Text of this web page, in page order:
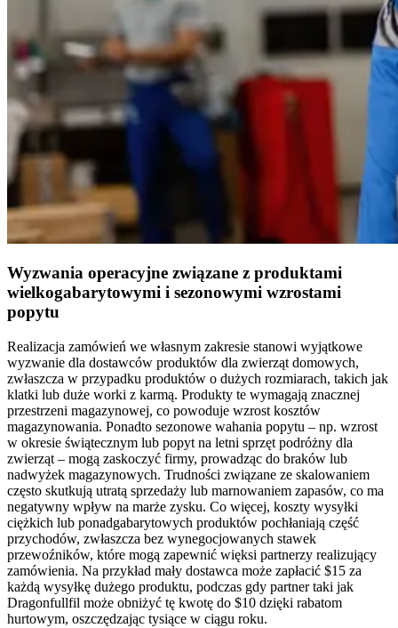
Wyzwania operacyjne związane z produktami
wielkogabarytowymi i sezonowymi wzrostami
popytu
Realizacja zamówień we własnym zakresie stanowi wyjątkowe
wyzwanie dla dostawców produktów dla zwierząt domowych,
zwłaszcza w przypadku produktów o dużych rozmiarach, takich jak
klatki lub duże worki z karmą. Produkty te wymagają znacznej
przestrzeni magazynowej, co powoduje wzrost kosztów
magazynowania. Ponadto sezonowe wahania popytu – np. wzrost
w okresie świątecznym lub popyt na letni sprzęt podróżny dla
zwierząt – mogą zaskoczyć firmy, prowadząc do braków lub
nadwyżek magazynowych. Trudności związane ze skalowaniem
często skutkują utratą sprzedaży lub marnowaniem zapasów, co ma
negatywny wpływ na marże zysku. Co więcej, koszty wysyłki
ciężkich lub ponadgabarytowych produktów pochłaniają część
przychodów, zwłaszcza bez wynegocjowanych stawek
przewoźników, które mogą zapewnić więksi partnerzy realizujący
zamówienia. Na przykład mały dostawca może zapłacić $15 za
każdą wysyłkę dużego produktu, podczas gdy partner taki jak
Dragonfullfil może obniżyć tę kwotę do $10 dzięki rabatom
hurtowym, oszczędzając tysiące w ciągu roku.